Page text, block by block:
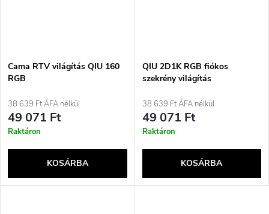
Cama RTV világítás QIU 160
RGB
38 639 Ft ÁFA nélkül
49 071 Ft
Raktáron
KOSÁRBA
QIU 2D1K RGB fiókos
szekrény világítás
38 639 Ft ÁFA nélkül
49 071 Ft
Raktáron
KOSÁRBA